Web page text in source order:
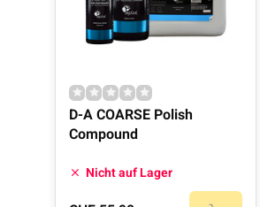
D-A COARSE Polish
Compound
Nicht auf Lager